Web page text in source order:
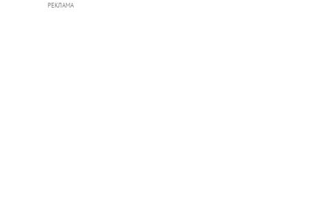
РЕКЛАМА